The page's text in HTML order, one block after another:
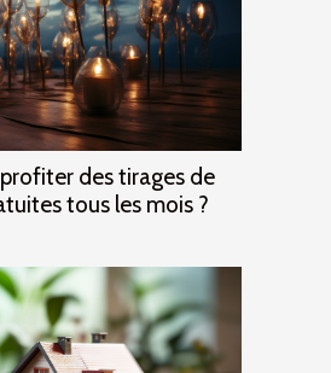
des tirages de
tous les mois ?